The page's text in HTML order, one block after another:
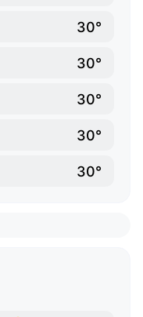
30°
30°
30°
30°
30°